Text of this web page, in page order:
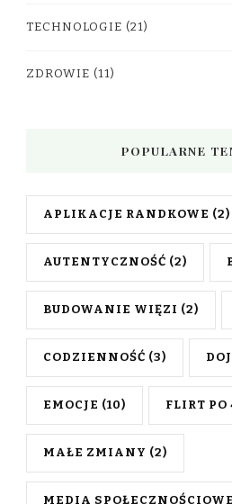
TECHNOLOGIE (21)
ZDROWIE (11)
POPULARNE
APLIKACJE RANDKOWE (2)
AUTENTYCZNOŚĆ (2)
BUDOWANIE WIĘZI (2)
CODZIENNOŚĆ (3)
EMOCJE (10) FLIRT PO
MAŁE ZMIANY (2)
MEDIA SPOŁECZNOŚCIOWE